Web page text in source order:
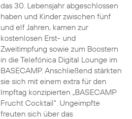
das 30. Lebensjahr abgeschlossen
haben und Kinder zwischen fünf
und elf Jahren, kamen zur
kostenlosen Erst- und
Zweitimpfung sowie zum Boostern
in die Telefónica Digital Lounge im
BASECAMP. Anschließend stärkten
sie sich mit einem extra für den
Impftag konzipierten „BASECAMP
Frucht Cocktail“. Ungeimpfte
freuten sich über das